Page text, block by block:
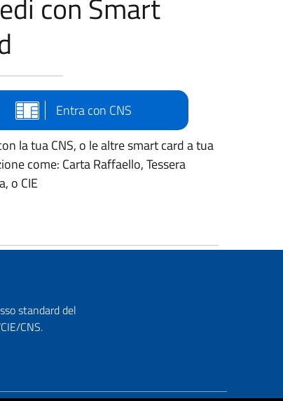
con Smart
Entra con CNS
la tua CNS, o le altre smart card a tua
come: Carta Raffaello, Tessera
o CIE
standard del
CNS.